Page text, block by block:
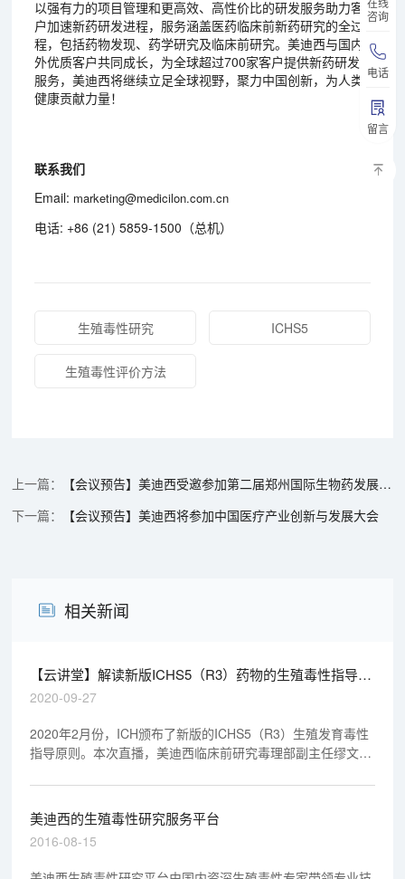
咨询
电话
留言
以强有力的项目管理和更高效、高性价比的研发服务助力客
户加速新药研发进程，服务涵盖医药临床前新药研究的全过
程，包括药物发现、药学研究及临床前研究。美迪西与国内
外优质客户共同成长，为全球超过700家客户提供新药研发
服务，美迪西将继续立足全球视野，聚力中国创新，为人类
健康贡献力量！
联系我们
Email: marketing@medicilon.com.cn
电话: +86 (21) 5859-1500（总机）
生殖毒性研究 ICHS5
生殖毒性评价方法
【会议预告】美迪西受邀参加第二届郑州国际生物药发展高峰论坛
【会议预告】美迪西将参加中国医疗产业创新与发展大会
相关新闻
【云讲堂】解读新版ICHS5（R3）药物的生殖毒性指导原
则
2020-09-27
2020年2月份，ICH颁布了新版的ICHS5（R3）生殖发育毒性
指导原则。本次直播，美迪西临床前研究毒理部副主任缪文彬
大家解决以下问题，欢迎大家观看回放视频：
美迪西的生殖毒性研究服务平台
2016-08-15